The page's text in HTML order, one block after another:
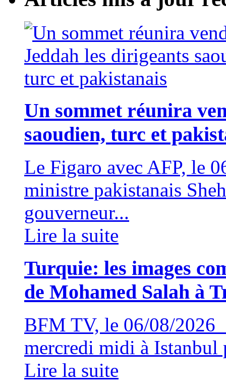
Un sommet réunira
saoudien, turc et
Le Figaro avec AFP,
ministre pakistanais
gouverneur...
Lire la suite
Turquie: les images
de Mohamed Salah à
BFM TV, le 06/08/
mercredi midi à Istanbul
Lire la suite